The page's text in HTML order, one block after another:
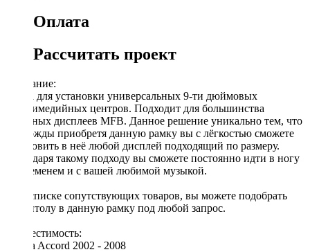
Оплата
Рассчитать проект
Описание:
Рамка для установки универсальных 9-ти дюймовых
мультимедийных центров. Подходит для большинства
овальных дисплеев MFB. Данное решение уникально тем, что
единожды приобретя данную рамку вы с лёгкостью сможете
установить в неё любой дисплей подходящий по размеру.
Благодаря такому подходу вы сможете постоянно идти в ногу
со временем и с вашей любимой музыкой.
[!] В списке сопутствующих товаров, вы можете подобрать
магнитолу в данную рамку под любой запрос.
Совместимость:
Honda Accord 2002 - 2008